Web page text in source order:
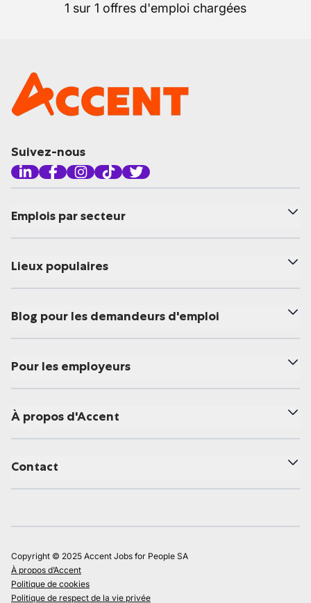
1 sur 1 offres d'emploi chargées
Suivez-nous
Emplois par secteur
Lieux populaires
Blog pour les demandeurs d'emploi
Pour les employeurs
À propos d'Accent
Contact
Copyright © 2025 Accent Jobs for People SA
À propos d’Accent
Politique de cookies
Politique de respect de la vie privée